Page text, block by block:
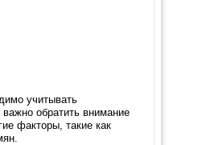
учитывать
обратить внимание
факторы, такие как